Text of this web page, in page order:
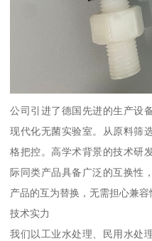
公司引进了德国先进的生产设
现代化无菌实验室。从原料筛
格把控。高学术背景的技术研
际同类产品具备广泛的互换性
产品的互为替换，无需担心兼容
技术实力
我们以工业水处理、民用水处